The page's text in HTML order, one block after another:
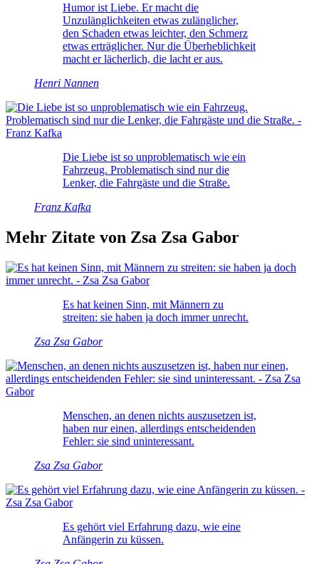
Humor ist Liebe. Er macht die
Unzulänglichkeiten etwas zulänglicher,
den Schaden etwas leichter, den Schmerz
etwas erträglicher. Nur die Überheblichkeit
macht er lächerlich, die lacht er aus.
Henri Nannen
Die Liebe ist so unproblematisch wie ein
Fahrzeug. Problematisch sind nur die
Lenker, die Fahrgäste und die Straße.
Franz Kafka
Mehr Zitate von Zsa Zsa Gabor
Es hat keinen Sinn, mit Männern zu
streiten: sie haben ja doch immer unrecht.
Zsa Zsa Gabor
Menschen, an denen nichts auszusetzen ist,
haben nur einen, allerdings entscheidenden
Fehler: sie sind uninteressant.
Zsa Zsa Gabor
Es gehört viel Erfahrung dazu, wie eine
Anfängerin zu küssen.